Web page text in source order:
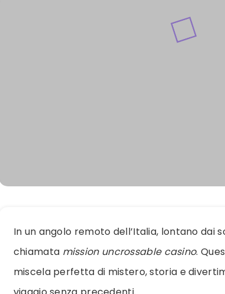
In un angolo remoto dell’Italia, lontano dai
chiamata mission uncrossable casino.
miscela perfetta di mistero, storia e